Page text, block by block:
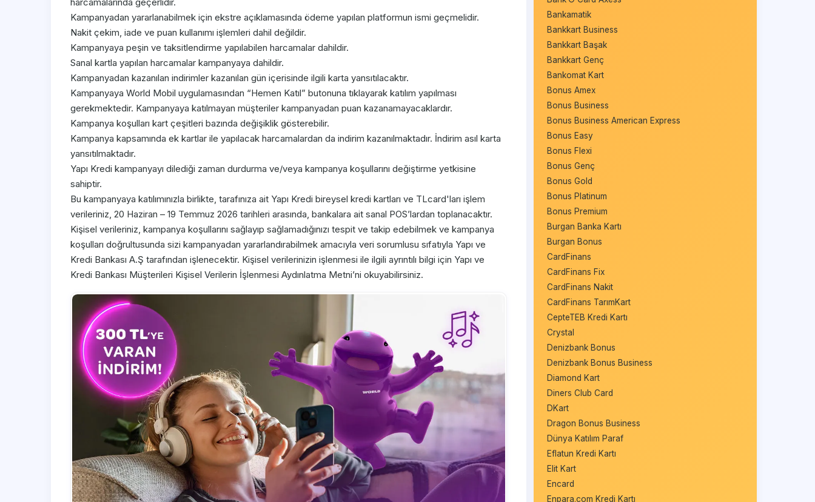
harcamalarında geçerlidir.
Kampanyadan yararlanabilmek için ekstre açıklamasında ödeme yapılan platformun ismi geçmelidir.
Nakit çekim, iade ve puan kullanımı işlemleri dahil değildir.
Kampanyaya peşin ve taksitlendirme yapılabilen harcamalar dahildir.
Sanal kartla yapılan harcamalar kampanyaya dahildir.
Kampanyadan kazanılan indirimler kazanılan gün içerisinde ilgili karta yansıtılacaktır.
Kampanyaya World Mobil uygulamasından “Hemen Katıl” butonuna tıklayarak katılım yapılması
gerekmektedir. Kampanyaya katılmayan müşteriler kampanyadan puan kazanamayacaklardır.
Kampanya koşulları kart çeşitleri bazında değişiklik gösterebilir.
Kampanya kapsamında ek kartlar ile yapılacak harcamalardan da indirim kazanılmaktadır. İndirim asıl karta
yansıtılmaktadır.
Yapı Kredi kampanyayı dilediği zaman durdurma ve/veya kampanya koşullarını değiştirme yetkisine
sahiptir.
Bu kampanyaya katılımınızla birlikte, tarafınıza ait Yapı Kredi bireysel kredi kartları ve TLcard'ları işlem
verileriniz, 20 Haziran – 19 Temmuz 2026 tarihleri arasında, bankalara ait sanal POS’lardan toplanacaktır.
Kişisel verileriniz, kampanya koşullarını sağlayıp sağlamadığınızı tespit ve takip edebilmek ve kampanya
koşulları doğrultusunda sizi kampanyadan yararlandırabilmek amacıyla veri sorumlusu sıfatıyla Yapı ve
Kredi Bankası A.Ş tarafından işlenecektir. Kişisel verilerinizin işlenmesi ile ilgili ayrıntılı bilgi için Yapı ve
Kredi Bankası Müşterileri Kişisel Verilerin İşlenmesi Aydınlatma Metni’ni okuyabilirsiniz.
Bankamatik
Bankkart Business
Bankkart Başak
Bankkart Genç
Bankomat Kart
Bonus Amex
Bonus Business
Bonus Business American Express
Bonus Easy
Bonus Flexi
Bonus Genç
Bonus Gold
Bonus Platinum
Bonus Premium
Burgan Banka Kartı
Burgan Bonus
CardFinans
CardFinans Fix
CardFinans Nakit
CardFinans TarımKart
CepteTEB Kredi Kartı
Crystal
Denizbank Bonus
Denizbank Bonus Business
Diamond Kart
Diners Club Card
DKart
Dragon Bonus Business
Dünya Katılım Paraf
Eflatun Kredi Kartı
Elit Kart
Encard
Enpara.com Kredi Kartı